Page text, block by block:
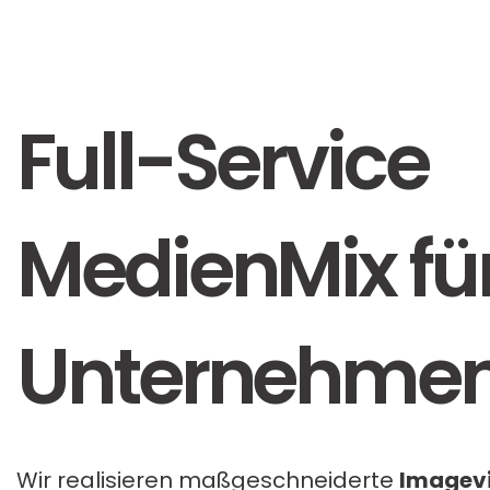
Full-Service
MedienMix
Wir realisieren maßgeschneiderte